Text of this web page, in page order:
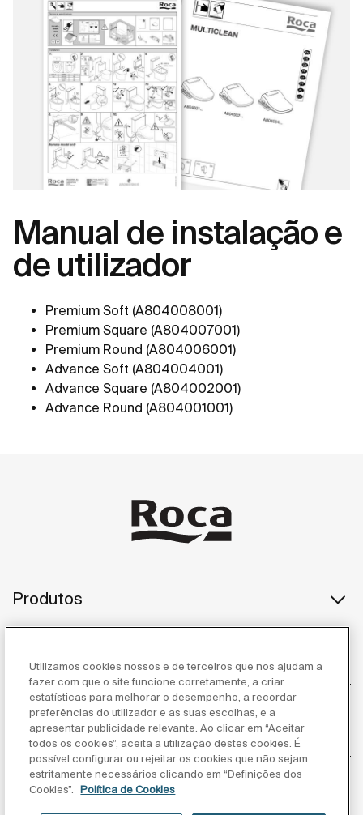
Manual de instalação e
de utilizador
Premium Soft (A804008001)
Premium Square (A804007001)
Premium Round (A804006001)
Advance Soft (A804004001)
Advance Square (A804002001)
Advance Round (A804001001)
Produtos
Serviço ao cliente
Sobre Nós
Utilizamos cookies nossos e de terceiros que nos ajudam a
fazer com que o site funcione corretamente, a criar
estatísticas para melhorar o desempenho, a recordar
preferências do utilizador e as suas escolhas, e a
apresentar publicidade relevante. Ao clicar em “Aceitar
todos os cookies”, aceita a utilização destes cookies. É
possível configurar ou rejeitar os cookies que não sejam
estritamente necessários clicando em “Definições dos
Cookies”.
Política de Cookies